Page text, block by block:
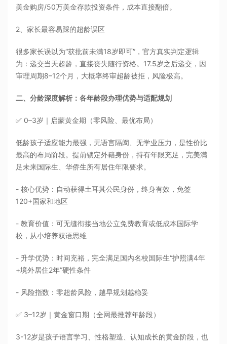
美金购房/50万美金存款投资条件，成本直接翻倍。
2、家长最容易踩的超龄误区
很多家长误以为“获批前未满18岁即可”，官方真实判定逻辑
为：递交当天超龄，直接丧失随行资格。17.5岁之后递交，因
审理周期8–12个月，大概率终审超龄被拒，风险极高。
二、分龄深度解析：各年龄段办理优势与适配规划
✅ 0–3岁｜启蒙黄金期（零风险、最优布局）
低龄孩子适应能力最强，无语言隔阂、无学业压力，是性价比
最高的布局阶段。提前锁定外籍身份，持有年限充足，完美满
足未来国际生、华侨生所有居住年限要求。
- 核心优势：自动获得土耳其公民身份，终身有效，免签
120+国家和地区
- 教育价值：可无缝衔接当地公立免费教育或低成本国际学
校，从小培养双语思维
- 升学优势：时间充裕，完全满足国内名校国际生“护照满4年
+境外居住2年”硬性条件
- 风险指数：零超龄风险，越早规划越稳妥
✅ 3–12岁｜黄金窗口期（全网最推荐年龄段）
3-12岁是孩子语言学习、性格塑造、认知成长的黄金阶段，也